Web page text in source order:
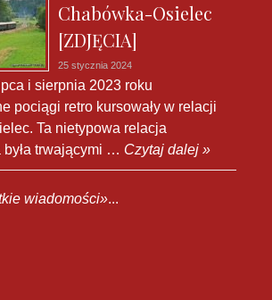
Chabówka-Osielec
[ZDJĘCIA]
25 stycznia 2024
i sierpnia 2023 roku
pociągi retro kursowały w relacji
Ta nietypowa relacja
trwającymi … Czytaj dalej »
wiadomości»...